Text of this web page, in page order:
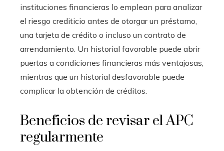
instituciones financieras lo emplean para analizar
el riesgo crediticio antes de otorgar un préstamo,
una tarjeta de crédito o incluso un contrato de
arrendamiento. Un historial favorable puede abrir
puertas a condiciones financieras más ventajosas,
mientras que un historial desfavorable puede
complicar la obtención de créditos.
Beneficios de revisar el APC
regularmente